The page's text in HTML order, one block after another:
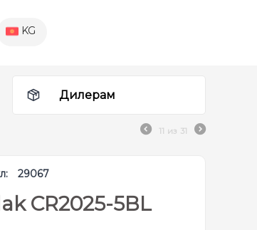
KG
Дилерам
11 из 31
29067
CR2025-5BL